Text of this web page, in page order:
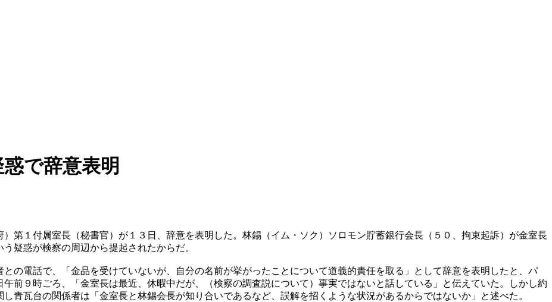
で辞意表明
第１付属室長（秘書官）が１３日、辞意を表明した。林錫（イム・ソク）ソロモン貯蓄銀行会長（５０、拘束起訴）が金室長
疑惑が検察の周辺から提起されたからだ。
の電話で、「金品を受けていないが、自分の名前が挙がったことについて道義的責任を取る」として辞意を表明したと、パ
前９時ごろ、「金室長は最近、休暇中だが、（検察の調査説について）事実ではないと話している」と伝えていた。しかし約
青瓦台の関係者は「金室長と林錫会長が知り合いであるなど、誤解を招くような状況があるからではないか」と述べた。